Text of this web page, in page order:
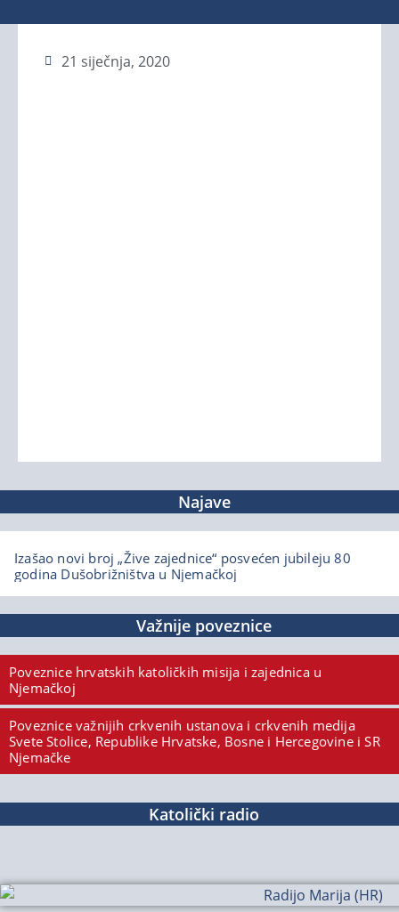
21 siječnja, 2020
Najave
Izašao novi broj „Žive zajednice“ posvećen jubileju 80
godina Dušobrižništva u Njemačkoj
Važnije poveznice
Poveznice hrvatskih katoličkih misija i zajednica u
Njemačkoj
Poveznice važnijih crkvenih ustanova i crkvenih medija
Svete Stolice, Republike Hrvatske, Bosne i Hercegovine i SR
Njemačke
Katolički radio